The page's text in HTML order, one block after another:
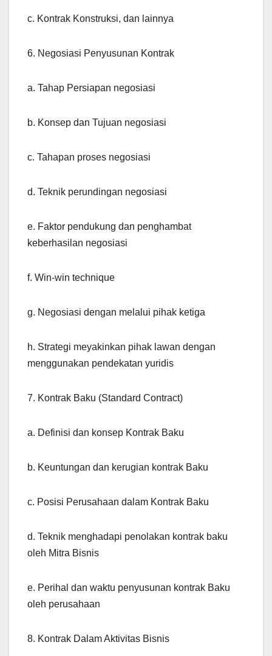
c. Kontrak Konstruksi, dan lainnya
6. Negosiasi Penyusunan Kontrak
a. Tahap Persiapan negosiasi
b. Konsep dan Tujuan negosiasi
c. Tahapan proses negosiasi
d. Teknik perundingan negosiasi
e. Faktor pendukung dan penghambat
keberhasilan negosiasi
f. Win-win technique
g. Negosiasi dengan melalui pihak ketiga
h. Strategi meyakinkan pihak lawan dengan
menggunakan pendekatan yuridis
7. Kontrak Baku (Standard Contract)
a. Definisi dan konsep Kontrak Baku
b. Keuntungan dan kerugian kontrak Baku
c. Posisi Perusahaan dalam Kontrak Baku
d. Teknik menghadapi penolakan kontrak baku
oleh Mitra Bisnis
e. Perihal dan waktu penyusunan kontrak Baku
oleh perusahaan
8. Kontrak Dalam Aktivitas Bisnis